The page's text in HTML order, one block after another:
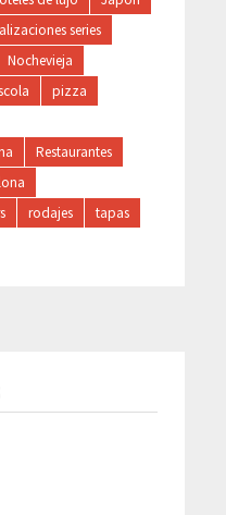
series
Nochevieja
pizza
Restaurantes
rodajes
tapas